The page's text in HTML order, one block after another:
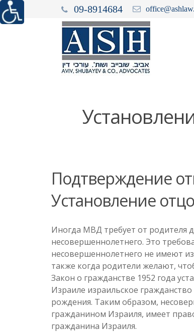
09-8914684
Подтверждение
Установление
Иногда МВД требует от родителя
несовершеннолетнего. Это
несовершеннолетнего не имеют
также когда родители желают,
Закон о гражданстве 1952 года
Израиле израильское
рождения. Таким образом,
гражданином Израиля, имеет
гражданина Израиля.